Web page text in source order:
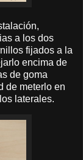
a los dos
fijados a la
encima de
de goma
de meterlo en
laterales.